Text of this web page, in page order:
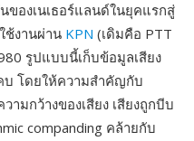
ของเนเธอร์แลนด์ในยุคแรกสู่
ช้งานผ่าน KPN (เดิมคือ PTT
รูปแบบนี้เก็บข้อมูลเสียง
บ โดยให้ความสำคัญกับ
มกว้างของเสียง เสียงถูกบีบ
companding คล้ายกับ